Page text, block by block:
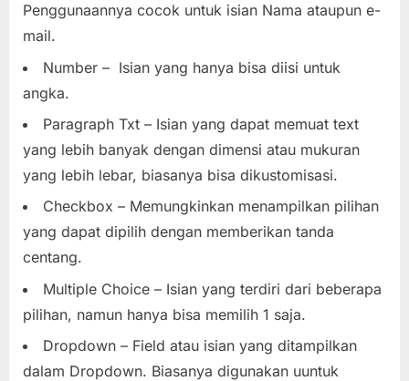
Penggunaannya cocok untuk isian Nama ataupun e-
mail.
Number – Isian yang hanya bisa diisi untuk
angka.
Paragraph Txt – Isian yang dapat memuat text
yang lebih banyak dengan dimensi atau mukuran
yang lebih lebar, biasanya bisa dikustomisasi.
Checkbox – Memungkinkan menampilkan pilihan
yang dapat dipilih dengan memberikan tanda
centang.
Multiple Choice – Isian yang terdiri dari beberapa
pilihan, namun hanya bisa memilih 1 saja.
Dropdown – Field atau isian yang ditampilkan
dalam Dropdown. Biasanya digunakan uuntuk